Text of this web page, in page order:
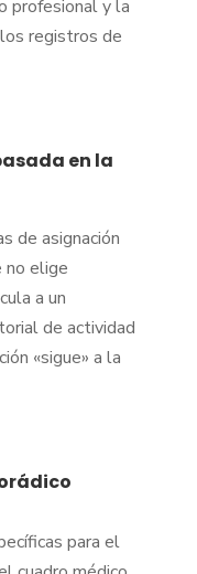
profesional y la
registros de
en la
de asignación
no elige
a un
de actividad
«sigue» a la
para el